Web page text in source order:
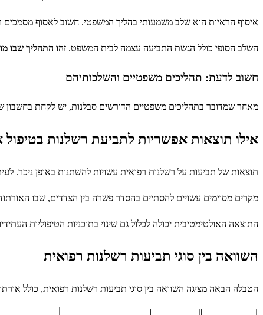
איסוף הראיות הוא שלב משמעותי בהליך המשפטי. חשוב לאסוף
השלב הסופי כולל הגשת התביעה עצמה לבית המשפט. זהו התהליך שבו
חשוב לדעת: תהליכים משפטיים והשלכותיהם
מאחר שמדובר בתהליכים משפטיים הדורשים סבלנות, יש לקחת בחשבון
אילו תוצאות אפשריות לתביעת רשלנות בטיפול
תוצאות של תביעות על רשלנות רפואית עשויות להשתנות באופן ניכר.
מקרים מסוימים עשויים להסתיים בהסדר פשרה בין הצדדים, שבו
התוצאה האולטימטיבית יכולה לכלול גם שינוי בתוכניות הטיפוליות
השוואה בין סוגי תביעות רשלנות רפואית
הטבלה הבאה מציגה השוואה בין סוגי תביעות רשלנות רפואית, כולל